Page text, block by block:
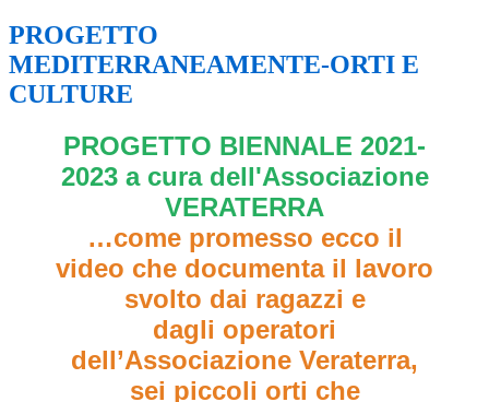
PROGETTO
MEDITERRANEAMENTE-ORTI E
CULTURE
PROGETTO BIENNALE 2021-
2023 a cura dell'Associazione
VERATERRA
…come promesso ecco il
video che documenta il lavoro
svolto dai ragazzi e
dagli operatori
dell’Associazione Veraterra,
sei piccoli orti che